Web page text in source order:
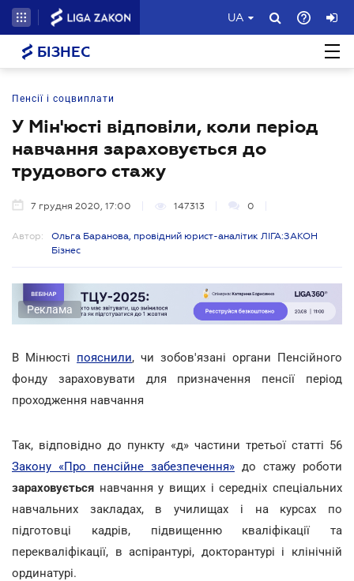
UA
БІЗНЕС
Пенсії і соцвиплати
У Мін'юсті відповіли, коли період
навчання зараховується до
трудового стажу
7 грудня 2020, 17:00 147313 0
Автор:
Ольга Баранова, провідний юрист-аналітик ЛІГА:ЗАКОН
Бізнес
Реклама
В Мінюсті пояснили, чи зобов'язані органи Пенсійного
фонду зараховувати для призначення пенсії період
проходження навчання
Так, відповідно до пункту «д» частини третьої статті 56
Закону «Про пенсійне забезпечення» до стажу роботи
зараховується навчання у вищих і середніх спеціальних
навчальних закладах, в училищах і на курсах по
підготовці кадрів, підвищенню кваліфікації та
перекваліфікації, в аспірантурі, докторантурі і клінічній
ординатурі.